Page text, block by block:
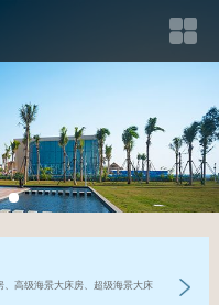
高级海景大床房、超级海景大床